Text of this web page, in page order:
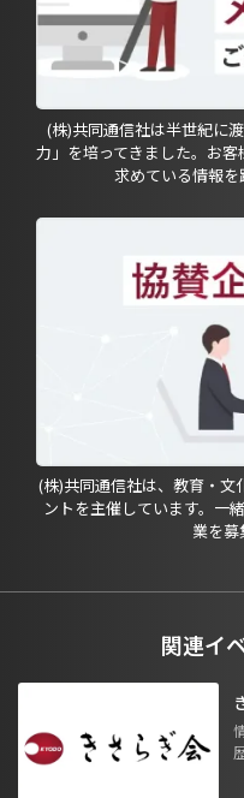
(株)共同通信社は半世紀に
力」を培ってきました。お
求めている情報を
(株)共同通信社は、教育・文
ントを主催しています。一
業を募
関連イ